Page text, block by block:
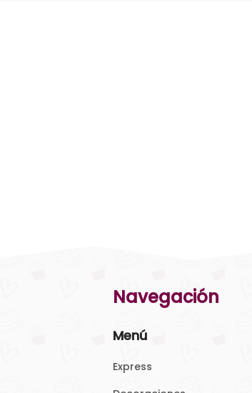
Navegación
Menú
Express